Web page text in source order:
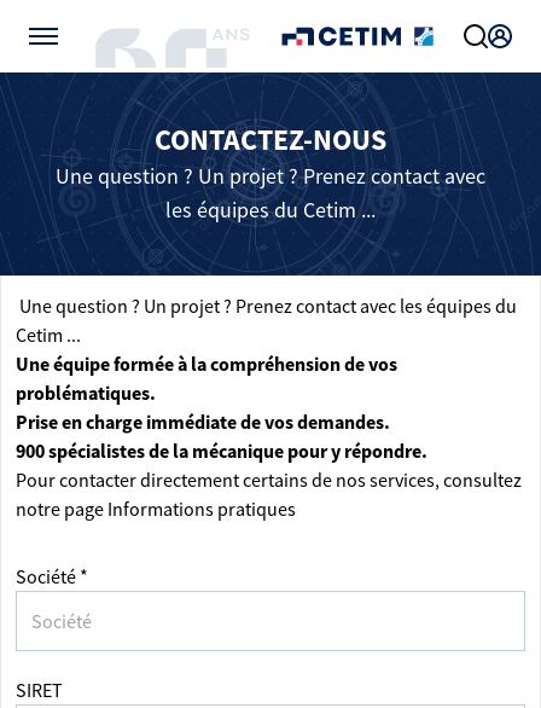
CONTACTEZ-NOUS
Une question ? Un projet ? Prenez contact avec
les équipes du Cetim ...
Une question ? Un projet ? Prenez contact avec les équipes du
Cetim ...
Une équipe formée à la compréhension de vos
problématiques.
Prise en charge immédiate de vos demandes.
900 spécialistes de la mécanique pour y répondre.
Pour contacter directement certains de nos services, consultez
notre page Informations pratiques
Société *
SIRET